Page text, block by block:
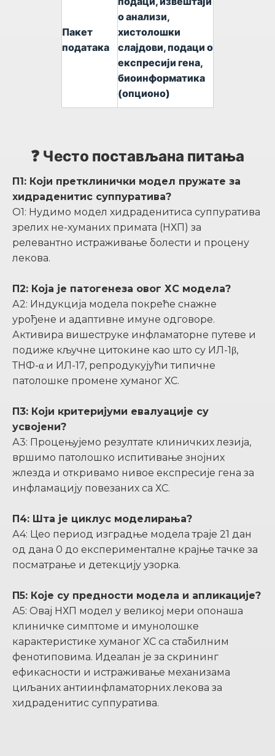
Пакет
података
о анализи,
хистолошки
слајдови, подаци о
експресији гена,
биоинформатика
(опционо)
❓ Често постављана питања
П1: Који претклинички модел пружате за
хидраденитис суппуратива?
О1: Нудимо модел хидраденитиса суппуратива
зрелих не-хуманих примата (НХП) за
релевантно истраживање болести и процену
лекова.
П2: Која је патогенеза овог ХС модела?
А2: Индукција модела покреће снажне
урођене и адаптивне имуне одговоре.
Активира вишеструке инфламаторне путеве и
подиже кључне цитокине као што су ИЛ-1β,
ТНФ-α и ИЛ-17, репродукујући типичне
патолошке промене хуманог ХС.
П3: Који критеријуми евалуације су
усвојени?
А3: Процењујемо резултате клиничких лезија,
вршимо патолошко испитивање знојних
жлезда и откривамо нивое експресије гена за
инфламацију повезаних са ХС.
П4: Шта је циклус моделирања?
А4: Цео период изградње модела траје 21 дан
од дана 0 до експерименталне крајње тачке за
посматрање и детекцију узорка.
П5: Које су предности модела и апликације?
А5: Овај НХП модел у великој мери опонаша
клиничке симптоме и имунолошке
карактеристике хуманог ХС са стабилним
фенотиповима. Идеалан је за скрининг
ефикасности и истраживање механизама
циљаних антиинфламаторних лекова за
хидраденитис суппуратива.